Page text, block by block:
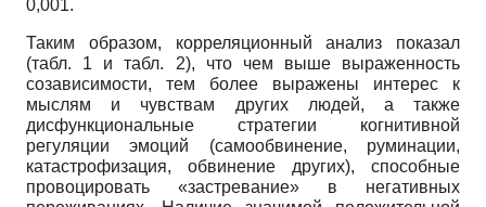
0,001.
Таким образом, корреляционный анализ показал
(табл. 1 и табл. 2), что чем выше выраженность
созависимости, тем более выражены интерес к
мыслям и чувствам других людей, а также
дисфункциональные стратегии когнитивной
регуляции эмоций (самообвинение, руминации,
катастрофизация, обвинение других), способные
провоцировать «застревание» в негативных